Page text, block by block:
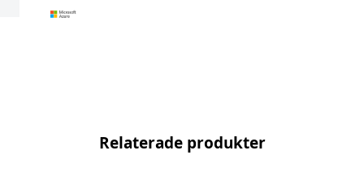
Relaterade produkter